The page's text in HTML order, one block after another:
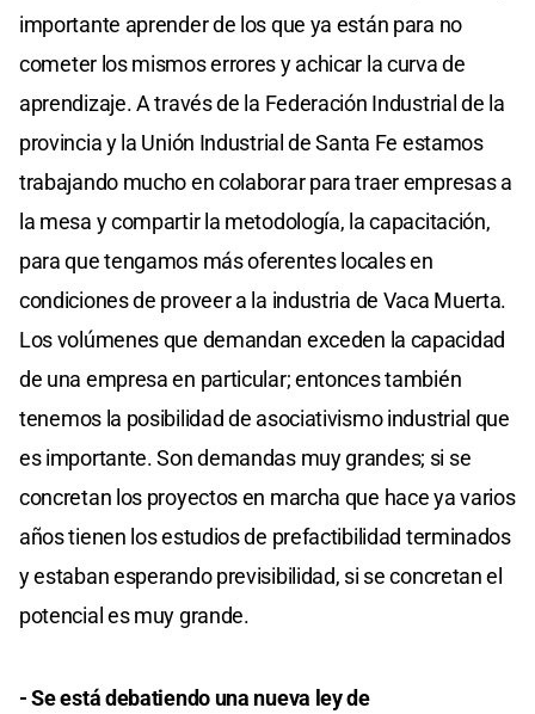
importante aprender de los que ya están para no
cometer los mismos errores y achicar la curva de
aprendizaje. A través de la Federación Industrial de la
provincia y la Unión Industrial de Santa Fe estamos
trabajando mucho en colaborar para traer empresas a
la mesa y compartir la metodología, la capacitación,
para que tengamos más oferentes locales en
condiciones de proveer a la industria de Vaca Muerta.
Los volúmenes que demandan exceden la capacidad
de una empresa en particular; entonces también
tenemos la posibilidad de asociativismo industrial que
es importante. Son demandas muy grandes; si se
concretan los proyectos en marcha que hace ya varios
años tienen los estudios de prefactibilidad terminados
y estaban esperando previsibilidad, si se concretan el
potencial es muy grande.
- Se está debatiendo una nueva ley de